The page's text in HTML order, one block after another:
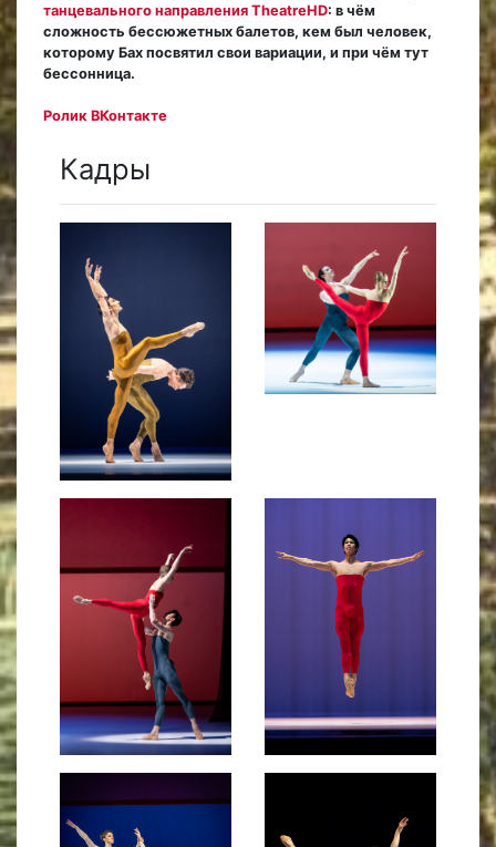
танцевального направления TheatreHD: в чём
сложность бессюжетных балетов, кем был человек,
которому Бах посвятил свои вариации, и при чём тут
бессонница.
Ролик ВКонтакте
Кадры